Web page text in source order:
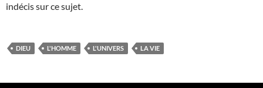
indécis sur ce sujet.
DIEU L'HOMME L'UNIVERS LA VIE